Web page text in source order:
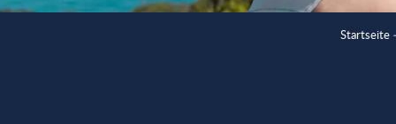
Startseite